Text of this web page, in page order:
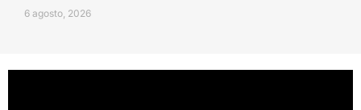
6 agosto, 2026